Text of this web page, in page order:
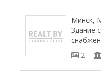
Минск,
Здание
2